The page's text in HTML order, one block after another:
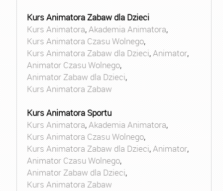
Kurs Animatora Zabaw dla Dzieci
Kurs Animatora,Akademia Animatora,
Kurs Animatora Czasu Wolnego,
Kurs Animatora Zabaw dla Dzieci,Animator,
Animator Czasu Wolnego,
Animator Zabaw dla Dzieci,
Kurs Animatora Zabaw
Kurs Animatora Sportu
Kurs Animatora,Akademia Animatora,
Kurs Animatora Czasu Wolnego,
Kurs Animatora Zabaw dla Dzieci,Animator,
Animator Czasu Wolnego,
Animator Zabaw dla Dzieci,
Kurs Animatora Zabaw